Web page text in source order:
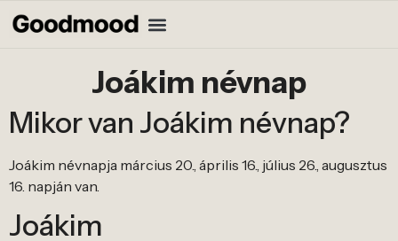
Joákim névnap
Mikor van Joákim névnap?
Joákim névnapja március 20., április 16., július 26., augusztus
16. napján van.
Joákim